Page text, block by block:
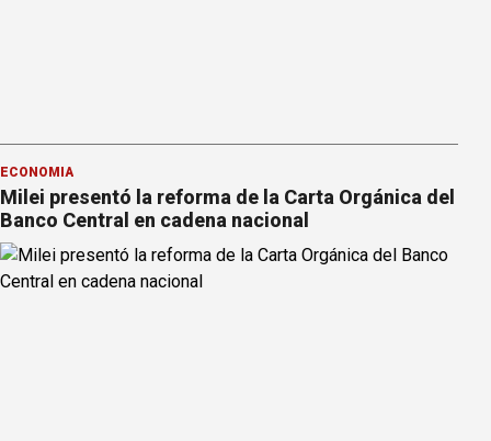
ECONOMÍA
Milei presentó la reforma de la Carta Orgánica del
Banco Central en cadena nacional